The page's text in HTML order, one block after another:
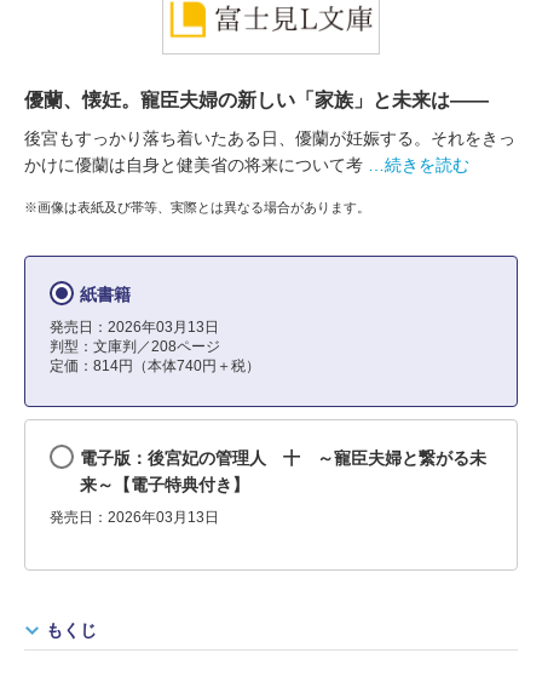
優蘭、懐妊。寵臣夫婦の新しい「家族」と未来は――
後宮もすっかり落ち着いたある日、優蘭が妊娠する。それをきっ
かけに優蘭は自身と健美省の将来について考
…続きを読む
※画像は表紙及び帯等、実際とは異なる場合があります。
紙書籍
発売日：2026年03月13日
判型：文庫判／208ページ
定価：814円（本体740円＋税）
電子版：後宮妃の管理人 十 ～寵臣夫婦と繋がる未
来～【電子特典付き】
発売日：2026年03月13日
もくじ